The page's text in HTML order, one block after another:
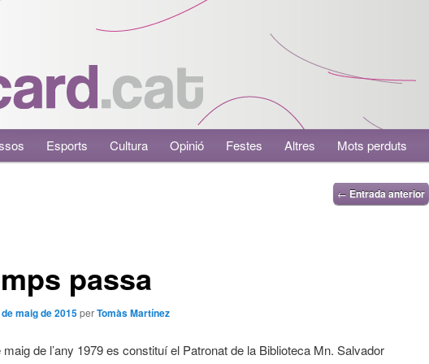
Esports Cultura Opinió Festes Altres Mots perduts
← Entrada anterior
passa
maig de 2015perTomàs Martínez
maig de l’any 1979 es constituí el Patronat de la Biblioteca Mn. Salvador